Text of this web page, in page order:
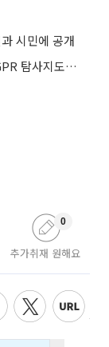
시민에 공개
"지반침하 손쉽게 확인하세요"⋯ 서울시, 'GPR 탐사지도' 공개
추가취재 원해요
0